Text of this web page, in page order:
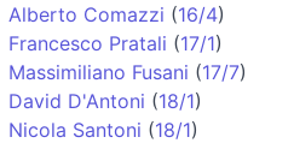
Alberto Comazzi (16/4)
Francesco Pratali (17/1)
Massimiliano Fusani (17/7)
David D'Antoni (18/1)
Nicola Santoni (18/1)